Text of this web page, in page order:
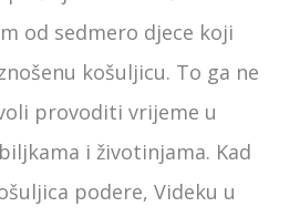
od sedmero djece koji
košuljicu. To ga ne
provoditi vrijeme u
i životinjama. Kad
podere, Videku u